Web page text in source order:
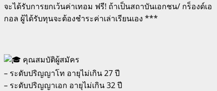
จะได้รับการยกเว้นค่าเทอม ฟรี! ถ้าเป็นสถาบันเอกชน/ กร็องด์เอ
กอล ผู้ได้รับทุนจะต้องชำระค่าเล่าเรียนเอง ***
คุณสมบัติผู้สมัคร
– ระดับปริญญาโท อายุไม่เกิน 27 ปี
– ระดับปริญญาเอก อายุไม่เกิน 32 ปี